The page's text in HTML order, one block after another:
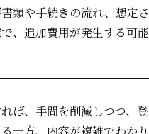
類や手続きの流れ、想定
、追加費用が発生する可
ば、手間を削減しつつ、